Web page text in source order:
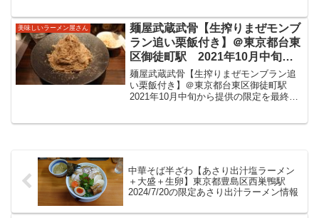
た。麺や金時/江古田駅「中華工房 幸貴」
が都内へ移転。２０...
美味しいラーメン屋さん
麺屋武蔵武骨【生搾りまぜモンブ
ラン追い栗飯付き】＠東京都台東
区御徒町駅 2021年10月中旬か
ら提供の限定を最終日に。ガリシ
ア栗豚挽肉のまぜそばの上にたっ
ぷりの利平栗モンブランクリー
ただきました。
麺屋武蔵武骨【生搾りまぜモンブラン追
い栗飯付き】＠東京都台東区御徒町駅
2021年10月中旬から提供の限定を最終日
中華そば半ざわ【あさり出汁塩ラーメン
＋大盛＋生卵】東京都豊島区西巣鴨駅
2024/7/20の限定あさり出汁ラーメン情報